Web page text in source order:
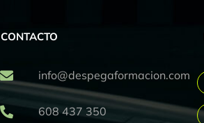
CONTACTO
info@despegaformacion.com
608 437 350